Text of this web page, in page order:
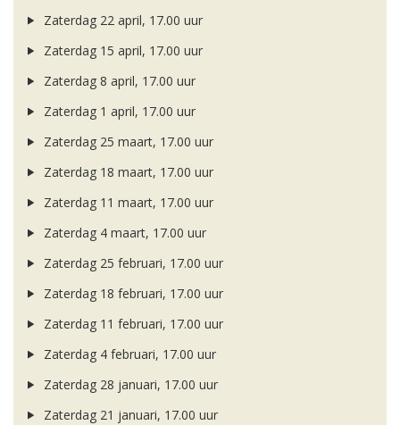
Zaterdag 22 april, 17.00 uur
Zaterdag 15 april, 17.00 uur
Zaterdag 8 april, 17.00 uur
Zaterdag 1 april, 17.00 uur
Zaterdag 25 maart, 17.00 uur
Zaterdag 18 maart, 17.00 uur
Zaterdag 11 maart, 17.00 uur
Zaterdag 4 maart, 17.00 uur
Zaterdag 25 februari, 17.00 uur
Zaterdag 18 februari, 17.00 uur
Zaterdag 11 februari, 17.00 uur
Zaterdag 4 februari, 17.00 uur
Zaterdag 28 januari, 17.00 uur
Zaterdag 21 januari, 17.00 uur